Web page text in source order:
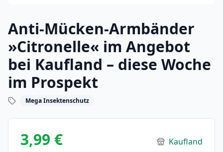
Anti-Mücken-Armbänder
»Citronelle« im Angebot
bei Kaufland – diese Woche
im Prospekt
Mega Insektenschutz
3,99 € Kaufland